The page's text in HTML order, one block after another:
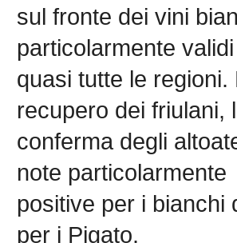
sul fronte dei vini
particolarmente
quasi tutte le
recupero dei friulani,
conferma degli
note particolarmente
positive per i bianchi
per i Pigato.